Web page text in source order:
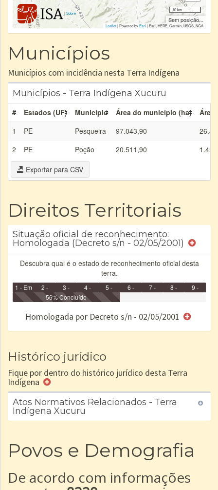
|Sobre
10 km
Sem posição...
Leaflet| Powered byEsri|Esri, HERE, Garmin, USGS, NGA
Municípios
Municípios com incidência nesta Terra Indígena
Municípios - Terra Indígena Xucuru
# Estados (UF) Município Área do município (ha)
Área
1
PE Pesqueira 97.043,90
2
PE Poção 20.511,90
Exportar para CSV
Direitos Territoriais
Situação oficial de reconhecimento:
Homologada (Decreto s/n - 02/05/2001)
Descubra qual é o estado de reconhecimento oficial desta
terra.
1 - Em
Identificação
2 -
Identificada
3 -
Declarada
4 -
Reservada
5 -
Homologada
6 -
e/ou
7 -
8 -
9 -
56% Concluído
Homologada por Decreto s/n - 02/05/2001
Histórico jurídico
Fique por dentro do histórico jurídico desta Terra
Indígena
Atos Normativos Relacionados - Terra
Indígena Xucuru
Povos e Demografia
De acordo com informações